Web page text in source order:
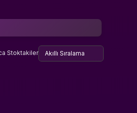
Stoktakiler